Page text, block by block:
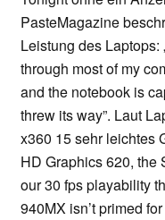
PasteMagazine
Leistung des Laptops:
through most of my
and the notebook is
threw its way”. Laut
x360 15 sehr leichtes
HD Graphics 620, the
our 30 fps playability
940MX isn’t primed